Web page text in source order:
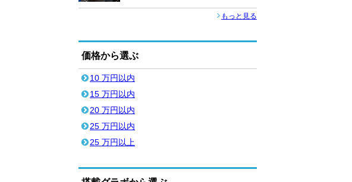
もっと見る
価格から選ぶ
10 万円以内
15 万円以内
20 万円以内
25 万円以内
25 万円以上